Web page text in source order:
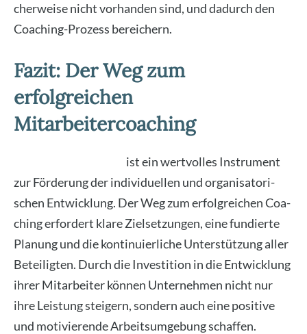
cher­wei­se nicht vor­han­den sind, und dadurch den
Coa­ching-Pro­zess berei­chern.
Fazit: Der Weg zum
erfolgreichen
Mitarbeitercoaching
ist ein wert­vol­les Instru­ment
zur För­de­rung der indi­vi­du­el­len und orga­ni­sa­to­ri­
schen Ent­wick­lung. Der Weg zum erfolg­rei­chen Coa­
ching erfor­dert kla­re Ziel­set­zun­gen, eine fun­dier­te
Pla­nung und die kon­ti­nu­ier­li­che Unter­stüt­zung aller
Betei­lig­ten. Durch die Inves­ti­ti­on in die Ent­wick­lung
ihrer Mit­ar­bei­ter kön­nen Unter­neh­men nicht nur
ihre Leis­tung stei­gern, son­dern auch eine posi­ti­ve
und moti­vie­ren­de Arbeits­um­ge­bung schaf­fen.